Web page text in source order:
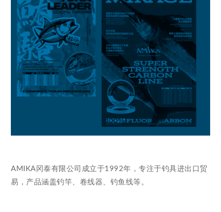
AMIKA冈泰有限公司成立于1992年，专注于钓具进出口贸
易，产品涵盖钓竿、卷线器、钓鱼线等。